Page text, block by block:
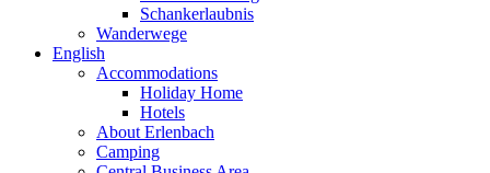
Schankerlaubnis
Wanderwege
English
Accommodations
Holiday Home
Hotels
About Erlenbach
Camping